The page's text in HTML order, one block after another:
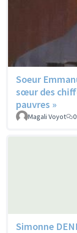
Soeur
sœur des
pauvres »
Magali Voyot 0
Simonne